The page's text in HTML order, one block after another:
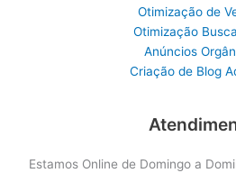
Otimização de
Otimização
Anúncios
Criação de Blog
Estamos Online de Domingo a